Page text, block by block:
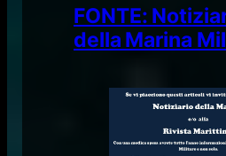
FONTE:
della Marina